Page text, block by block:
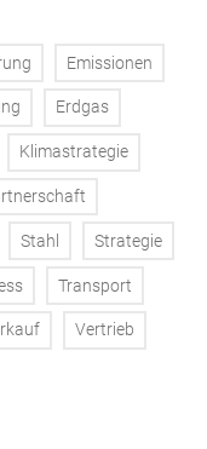
Emissionen
Erdgas
Klimastrategie
Stahl Strategie
Transport
Vertrieb